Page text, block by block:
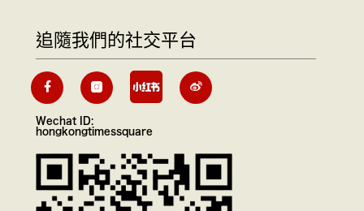
追隨我們的社交平台
Wechat ID:
hongkongtimessquare